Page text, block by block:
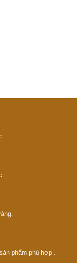
phẩm phù hợp .